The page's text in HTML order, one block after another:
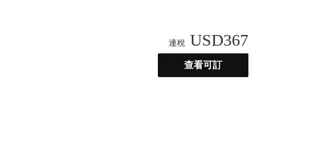
連稅 USD367
查看可訂